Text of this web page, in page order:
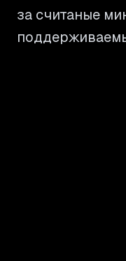
за считаные